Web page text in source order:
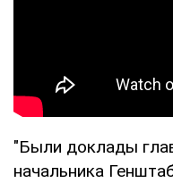
"Были доклады
начальника